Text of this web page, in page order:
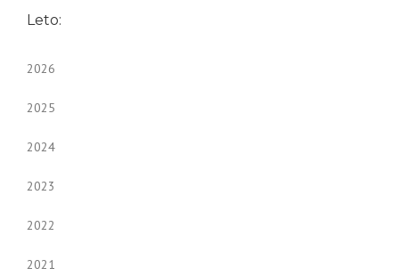
Leto:
2026
2025
2024
2023
2022
2021